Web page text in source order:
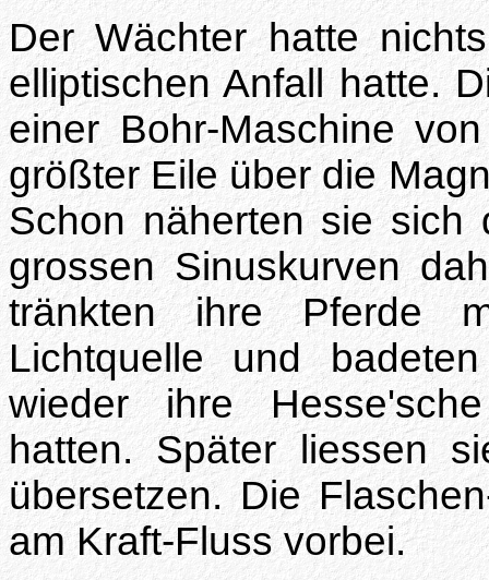
Der Wächter hatte
elliptischen Anfall hatte.
einer Bohr-Maschine
größter Eile über die
Schon näherten sie sich
grossen Sinuskurven
tränkten ihre Pferde
Lichtquelle und
wieder ihre
hatten. Später liessen
übersetzen. Die
am Kraft-Fluss vorbei.